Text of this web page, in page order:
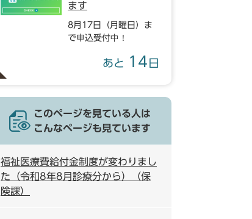
ます
8月17日（月曜日）ま
で申込受付中！
あと 14 日
このページを見ている人は
こんなページも見ています
福祉医療費給付金制度が変わりまし
た（令和8年8月診療分から）（保
険課）